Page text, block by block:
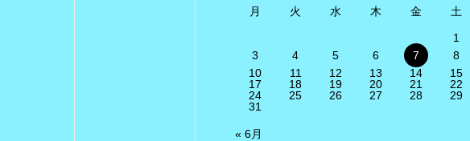
月 火 水 木 金 土
1
3
4 5 6 7 8
10
11 12 13 14 15
17
18 19 20 21 22
24
25 26 27 28 29
31
« 6月